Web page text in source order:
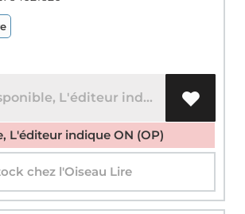
L'éditeur indique ON (OP)
L'éditeur indique ON (OP)
chez l'Oiseau Lire